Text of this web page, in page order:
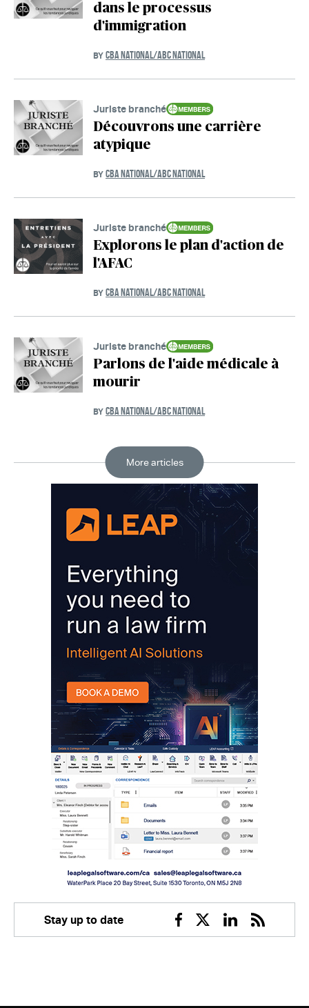
dans le processus
d'immigration
BY CBA NATIONAL/ABC NATIONAL
Juriste branché
Découvrons une carrière
atypique
BY CBA NATIONAL/ABC NATIONAL
Juriste branché
Explorons le plan d'action de
l'AFAC
BY CBA NATIONAL/ABC NATIONAL
Juriste branché
Parlons de l'aide médicale à
mourir
BY CBA NATIONAL/ABC NATIONAL
More articles
Stay up to date
Facebook
TwitterLinkedin
RSS